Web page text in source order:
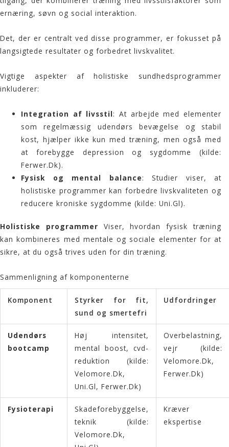
ernæring, søvn og social interaktion.
Det, der er centralt ved disse programmer, er fokusset på
langsigtede resultater og forbedret livskvalitet.
Vigtige aspekter af holistiske sundhedsprogrammer
inkluderer:
Integration af livsstil: At arbejde med elementer
som regelmæssig udendørs bevægelse og stabil
kost, hjælper ikke kun med træning, men også med
at forebygge depression og sygdomme (kilde:
Ferwer.Dk).
Fysisk og mental balance: Studier viser, at
holistiske programmer kan forbedre livskvaliteten og
reducere kroniske sygdomme (kilde:Uni.Gl).
Holistiske programmer Viser, hvordan fysisk træning
kan kombineres med mentale og sociale elementer for at
sikre, at du også trives uden for din træning.
Sammenligning af komponenterne
Komponent
Styrker for fit,
sund og smertefri
Udfordringer
Udendørs
bootcamp
Høj intensitet,
mental boost, cvd-
reduktion (kilde:
Velomore.Dk,
Uni.Gl, Ferwer.Dk)
Overbelastning,
vejr (kilde:
Velomore.Dk,
Ferwer.Dk)
Fysioterapi
Skadeforebyggelse,
teknik (kilde:
Velomore.Dk,
Kræver
ekspertise